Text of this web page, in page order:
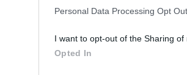
Personal Data Processing Opt
I want to opt-out of the Sharing of
Opted In